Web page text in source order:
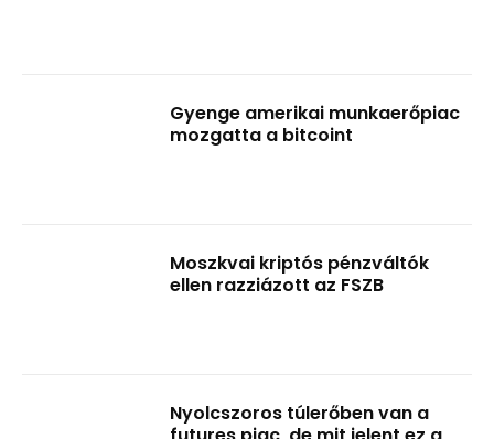
Gyenge amerikai munkaerőpiac
mozgatta a bitcoint
Moszkvai kriptós pénzváltók
ellen razziázott az FSZB
Nyolcszoros túlerőben van a